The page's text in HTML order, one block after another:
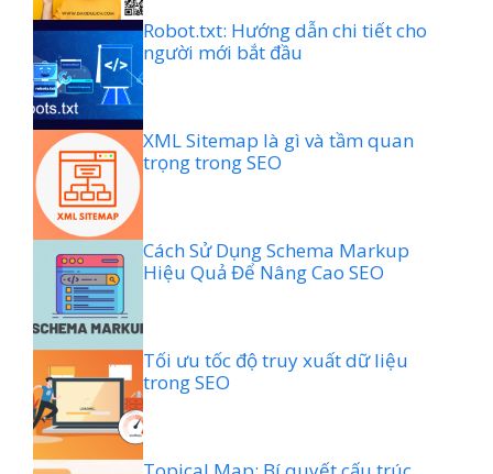
Robot.txt: Hướng dẫn chi tiết cho
người mới bắt đầu
XML Sitemap là gì và tầm quan
trọng trong SEO
Cách Sử Dụng Schema Markup
Hiệu Quả Để Nâng Cao SEO
Tối ưu tốc độ truy xuất dữ liệu
trong SEO